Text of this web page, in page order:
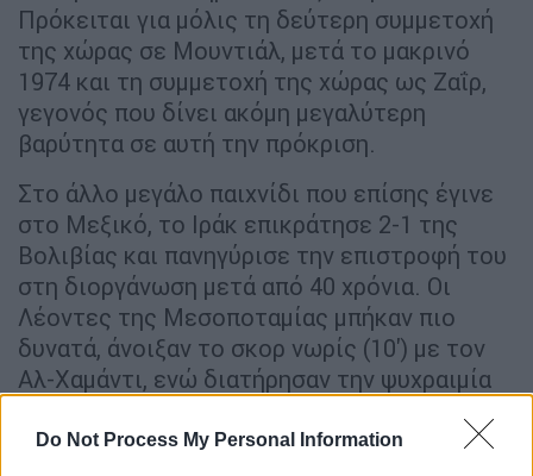
Do Not Process My Personal Information
Πρόκειται για μόλις τη δεύτερη συμμετοχή
της χώρας σε Μουντιάλ, μετά το μακρινό
1974 και τη συμμετοχή της χώρας ως Ζαΐρ,
γεγονός που δίνει ακόμη μεγαλύτερη
βαρύτητα σε αυτή την πρόκριση.
Στο άλλο μεγάλο παιχνίδι που επίσης έγινε
στο Μεξικό, το Ιράκ επικράτησε 2-1 της
Βολιβίας και πανηγύρισε την επιστροφή του
στη διοργάνωση μετά από 40 χρόνια. Οι
Λέοντες της Μεσοποταμίας μπήκαν πιο
δυνατά, άνοιξαν το σκορ νωρίς (10') με τον
Αλ-Χαμάντι, ενώ διατήρησαν την ψυχραιμία
πριν από την ανάπαυλα (38') με τον